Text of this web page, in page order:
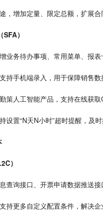
，增加定量、限定总额，扩展合
）
业务待办事项、常用菜单、报表
持手机端录入，用于保障销售数
策人工智能产品，支持在线获
设置“N天N小时”超时提醒，及
）
查询接口、开票申请数据推送接
持更多自定义配置条件，解决企